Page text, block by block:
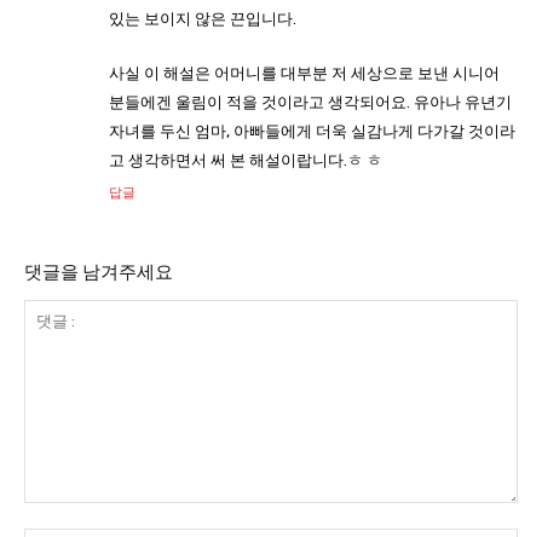
있는 보이지 않은 끈입니다.
사실 이 해설은 어머니를 대부분 저 세상으로 보낸 시니어
분들에겐 울림이 적을 것이라고 생각되어요. 유아나 유년기
자녀를 두신 엄마, 아빠들에게 더욱 실감나게 다가갈 것이라
고 생각하면서 써 본 해설이랍니다.ㅎ ㅎ
답글
댓글을 남겨주세요